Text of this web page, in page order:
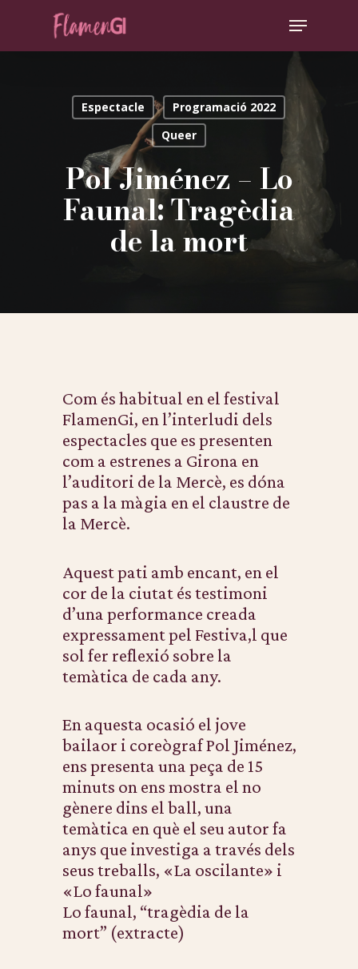
main
Menu
Espectacle
Programació 2022
Queer
Pol Jiménez – Lo
Faunal: Tragèdia
de la mort
Com és habitual en el festival
FlamenGi, en l’interludi dels
espectacles que es presenten
com a estrenes a Girona en
l’auditori de la Mercè, es dóna
pas a la màgia en el claustre de
la Mercè.
Aquest pati amb encant, en el
cor de la ciutat és testimoni
d’una performance creada
expressament pel Festiva,l que
sol fer reflexió sobre la
temàtica de cada any.
En aquesta ocasió el jove
bailaor i coreògraf Pol Jiménez,
ens presenta una peça de 15
minuts on ens mostra el no
gènere dins el ball, una
temàtica en què el seu autor fa
anys que investiga a través dels
seus treballs, «La oscilante» i
«Lo faunal»
Lo faunal, “tragèdia de la
mort” (extracte)
Close